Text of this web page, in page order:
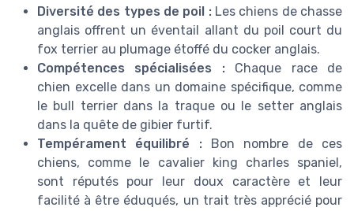
Diversité des types de poil :Les chiens de chasse
anglais offrent un éventail allant du poil court du
fox terrier au plumage étoffé du cocker anglais.
Compétences spécialisées :Chaque race de
chien excelle dans un domaine spécifique, comme
le bull terrier dans la traque ou le setter anglais
dans la quête de gibier furtif.
Tempérament équilibré :Bon nombre de ces
chiens, comme le cavalier king charles spaniel,
sont réputés pour leur doux caractère et leur
facilité à être éduqués, un trait très apprécié pour